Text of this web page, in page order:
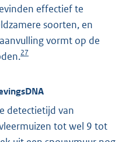
effectief te
soorten, en
vormt op de
27
detectietijd van
tot wel 9 tot